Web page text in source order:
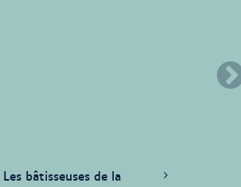
Les bâtisseuses de la